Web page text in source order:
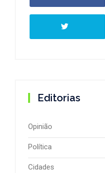
Editorias
Opinião
Política
Cidades